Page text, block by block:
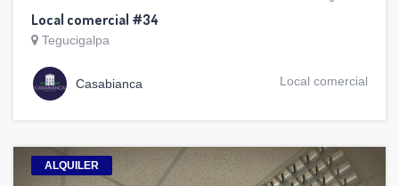
Local comercial #34
Tegucigalpa
Casabianca Local comercial
ALQUILER